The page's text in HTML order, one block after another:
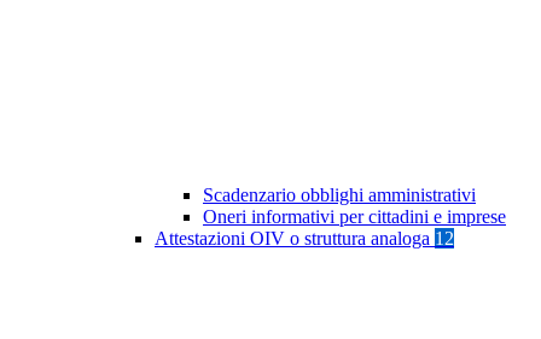
Scadenzario obblighi amministrativi
Oneri informativi per cittadini e imprese
Attestazioni OIV o struttura analoga 12